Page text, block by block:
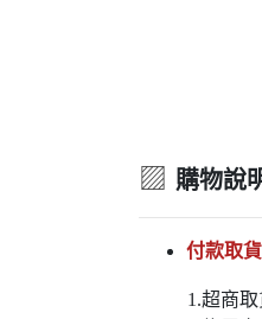
▨ 購物說
付款取
1.超商